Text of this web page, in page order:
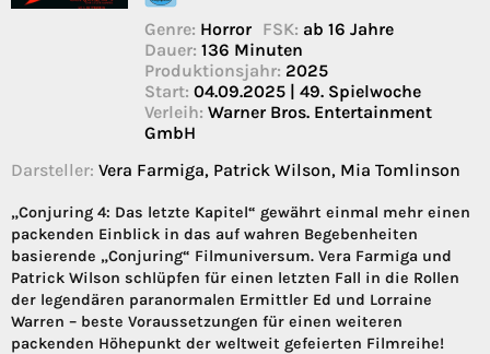
Genre: Horror FSK: ab 16 Jahre
Dauer: 136 Minuten
Produktionsjahr: 2025
Start: 04.09.2025 | 49. Spielwoche
Verleih: Warner Bros. Entertainment
GmbH
Darsteller: Vera Farmiga, Patrick Wilson, Mia Tomlinson
„Conjuring 4: Das letzte Kapitel“ gewährt einmal mehr einen
packenden Einblick in das auf wahren Begebenheiten
basierende „Conjuring“ Filmuniversum. Vera Farmiga und
Patrick Wilson schlüpfen für einen letzten Fall in die Rollen
der legendären paranormalen Ermittler Ed und Lorraine
Warren – beste Voraussetzungen für einen weiteren
packenden Höhepunkt der weltweit gefeierten Filmreihe!